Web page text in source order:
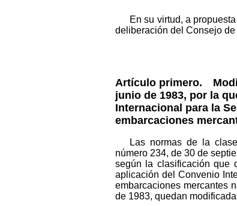
En su virtud, a
deliberación del Consejo
Artículo primero.
junio de 1983, por la
Internacional para la
embarcaciones
Las normas de la
número 234, de 30 de
según la clasificación que
aplicación del Convenio
embarcaciones mercantes
de 1983, quedan